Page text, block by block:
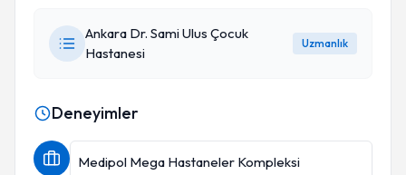
Ankara Dr. Sami Ulus Çocuk
Hastanesi
Uzmanlık
Deneyimler
Medipol Mega Hastaneler Kompleksi